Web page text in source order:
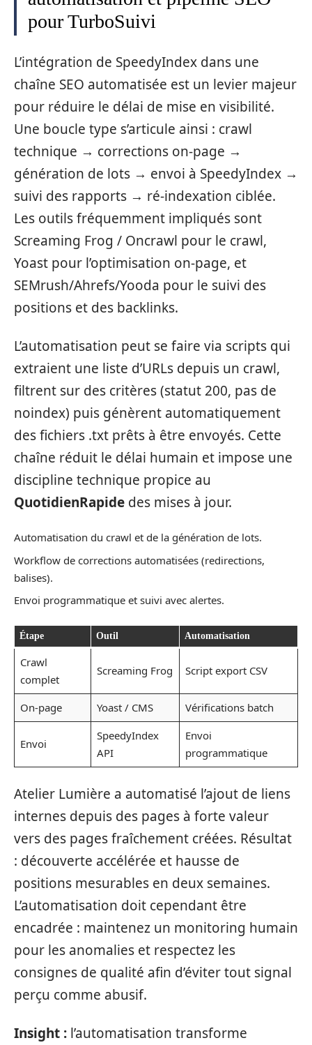
pour TurboSuivi
L’intégration de SpeedyIndex dans une
chaîne SEO automatisée est un levier majeur
pour réduire le délai de mise en visibilité.
Une boucle type s’articule ainsi : crawl
technique → corrections on-page →
génération de lots → envoi à SpeedyIndex →
suivi des rapports → ré-indexation ciblée.
Les outils fréquemment impliqués sont
Screaming Frog / Oncrawl pour le crawl,
Yoast pour l’optimisation on-page, et
SEMrush/Ahrefs/Yooda pour le suivi des
positions et des backlinks.
L’automatisation peut se faire via scripts qui
extraient une liste d’URLs depuis un crawl,
filtrent sur des critères (statut 200, pas de
noindex) puis génèrent automatiquement
des fichiers .txt prêts à être envoyés. Cette
chaîne réduit le délai humain et impose une
discipline technique propice au
QuotidienRapide des mises à jour.
Automatisation du crawl et de la génération de lots.
Workflow de corrections automatisées (redirections,
balises).
Envoi programmatique et suivi avec alertes.
Étape Outil Automatisation
Crawl
complet
Screaming Frog Script export CSV
On-page Yoast / CMS Vérifications batch
Envoi
SpeedyIndex
API
Envoi
programmatique
Atelier Lumière a automatisé l’ajout de liens
internes depuis des pages à forte valeur
vers des pages fraîchement créées. Résultat
: découverte accélérée et hausse de
positions mesurables en deux semaines.
L’automatisation doit cependant être
encadrée : maintenez un monitoring humain
pour les anomalies et respectez les
consignes de qualité afin d’éviter tout signal
perçu comme abusif.
Insight : l’automatisation transforme